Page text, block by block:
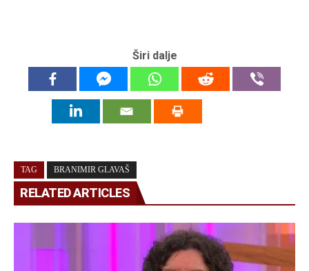
Širi dalje
TAG BRANIMIR GLAVAŠ
RELATED ARTICLES